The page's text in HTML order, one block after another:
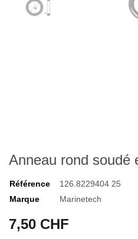
Anneau rond soudé
Référence
126.8229404 25
Marque
Marinetech
7,50 CHF